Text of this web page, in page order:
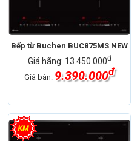
Bếp từ Buchen BUC875MS NEW
Giá hãng: 13.450.000đ
Giá bán: 9.390.000đ